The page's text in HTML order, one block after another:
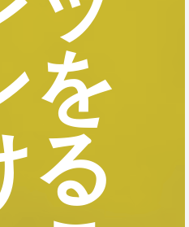
を
る